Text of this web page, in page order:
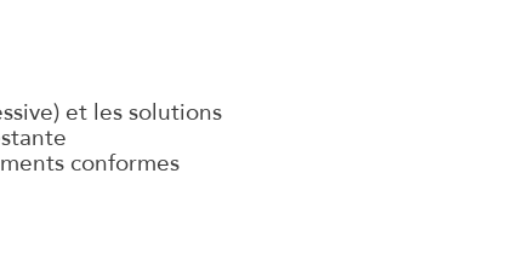
et les solutions
conformes